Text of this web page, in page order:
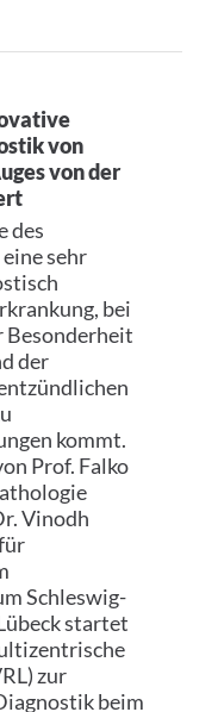
von
von der
des
sehr
bei
Besonderheit
der
kommt.
Prof. Falko
Vinodh
Schleswig-
startet
zur
beim